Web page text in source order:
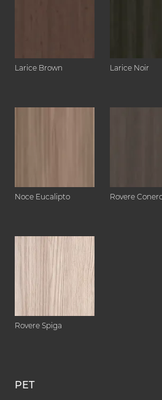
Larice Brown Larice Noir
Noce Eucalipto Rovere
Rovere Spiga
PET